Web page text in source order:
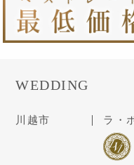
WEDDING
川越市 ラ・